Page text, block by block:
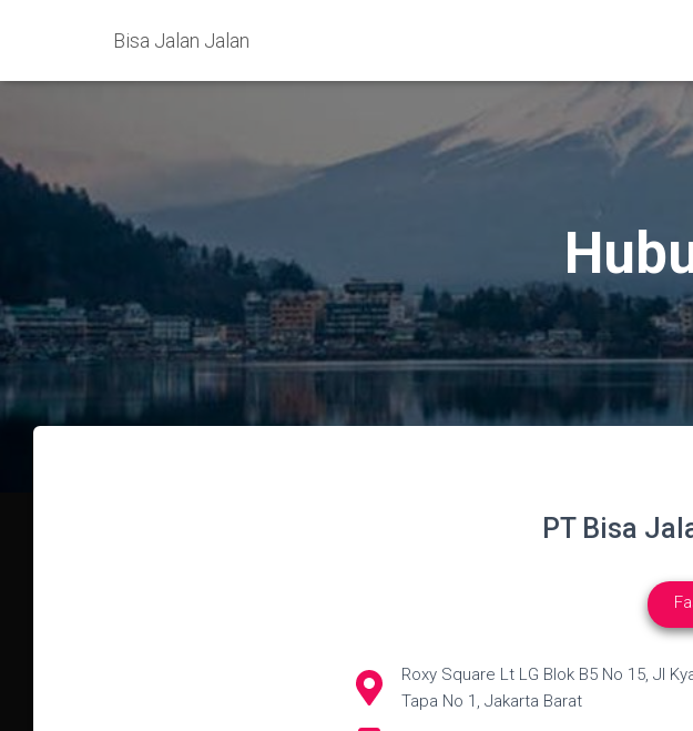
Bisa Jalan Jalan
PT Bisa
Roxy Square Lt LG Blok B5 No 15, Jl
Tapa No 1, Jakarta Barat